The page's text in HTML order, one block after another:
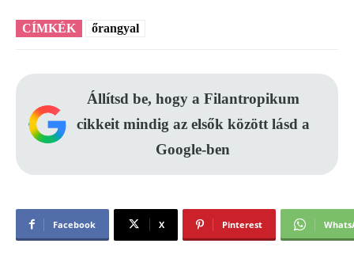
CÍMKÉK őrangyal
Állítsd be, hogy a Filantropikum
cikkeit mindig az elsők között lásd a
Google-ben
Facebook X Pinterest